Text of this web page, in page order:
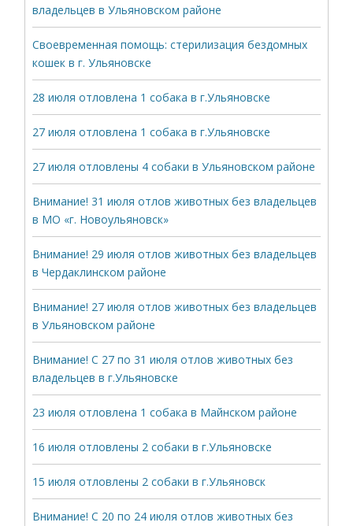
владельцев в Ульяновском районе
Своевременная помощь: стерилизация бездомных
кошек в г. Ульяновске
28 июля отловлена 1 собака в г.Ульяновске
27 июля отловлена 1 собака в г.Ульяновске
27 июля отловлены 4 собаки в Ульяновском районе
Внимание! 31 июля отлов животных без владельцев
в МО «г. Новоульяновск»
Внимание! 29 июля отлов животных без владельцев
в Чердаклинском районе
Внимание! 27 июля отлов животных без владельцев
в Ульяновском районе
Внимание! С 27 по 31 июля отлов животных без
владельцев в г.Ульяновске
23 июля отловлена 1 собака в Майнском районе
16 июля отловлены 2 собаки в г.Ульяновске
15 июля отловлены 2 собаки в г.Ульяновск
Внимание! С 20 по 24 июля отлов животных без